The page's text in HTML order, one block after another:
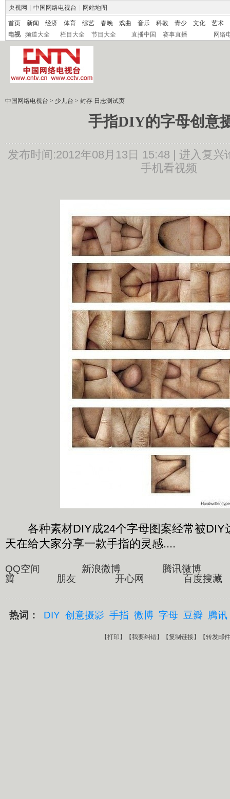
央视网 中国网络电视台 网站地图
首页 新闻 经济 体育 综艺 春晚 戏曲 音乐 科教 青少 文化
艺术
电视
频道大全 栏目大全 节目大全 直播中国 赛事直播 网络
中国网络电视台 > 少儿台 > 封存 日志测试页
手指DIY的字母创意
发布时间:2012年08月13日 15:48 | 进入复兴
手机看视频
各种素材DIY成24个字母图案经常被DIY
天在给大家分享一款手指的灵感....
QQ空间 新浪微博 腾讯微
瓣 朋友 开心网 百度搜
热词： DIY 创意摄影 手指 微博 字母 豆瓣 腾讯
【打印 】【我要纠错】【复制链接】【转发邮件